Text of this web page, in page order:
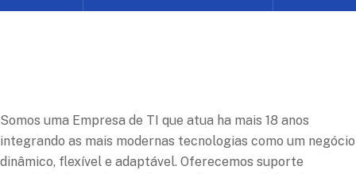
Somos uma Empresa de TI que atua ha mais 18 anos
integrando as mais modernas tecnologias como um negócio
dinâmico, flexível e adaptável. Oferecemos suporte